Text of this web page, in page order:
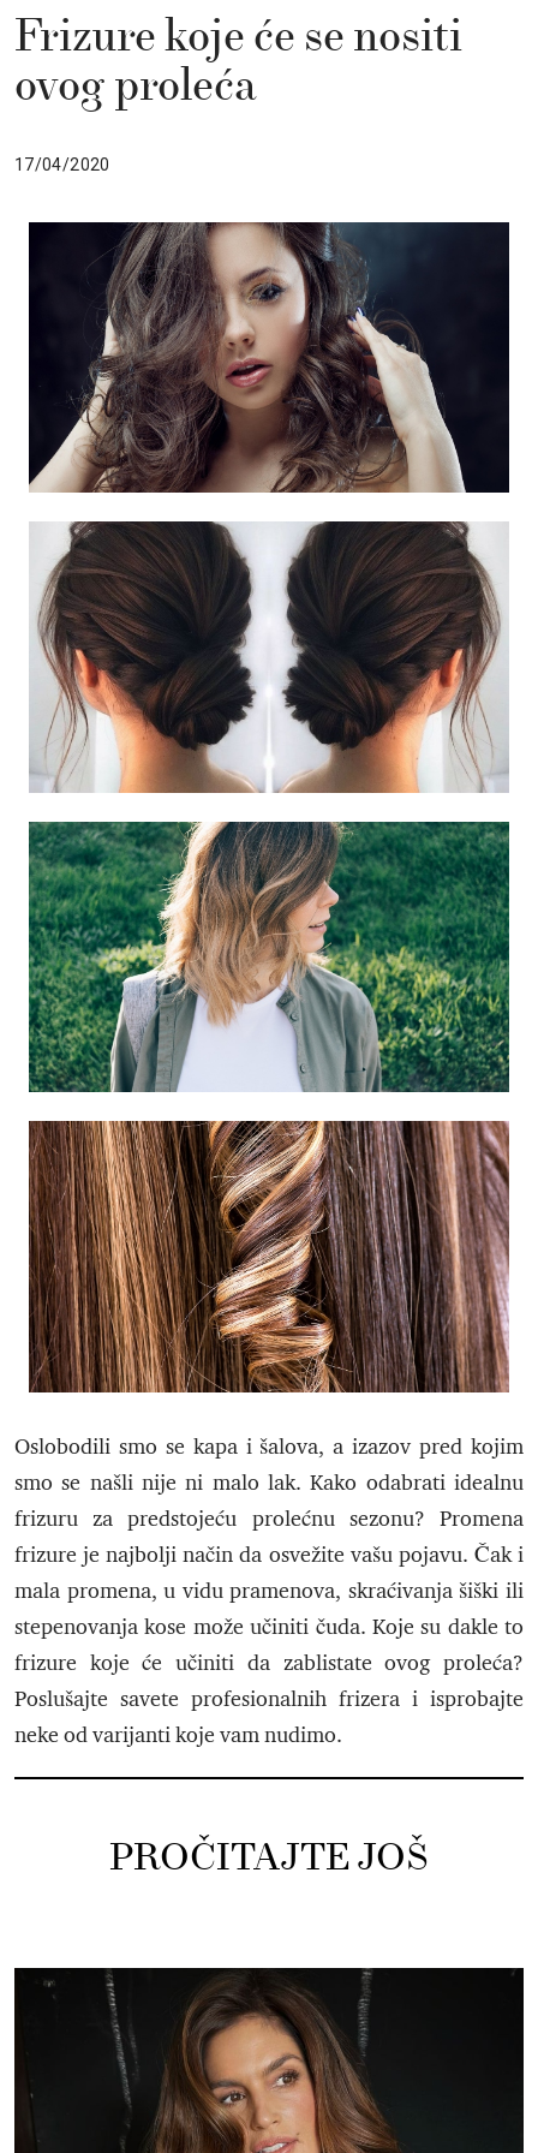
Frizure koje će se nositi
ovog proleća
17/04/2020
Oslobodili smo se kapa i šalova, a izazov pred kojim
smo se našli nije ni malo lak. Kako odabrati idealnu
frizuru za predstojeću prolećnu sezonu? Promena
frizure je najbolji način da osvežite vašu pojavu. Čak i
mala promena, u vidu pramenova, skraćivanja šiški ili
stepenovanja kose može učiniti čuda. Koje su dakle to
frizure koje će učiniti da zablistate ovog proleća?
Poslušajte savete profesionalnih frizera i isprobajte
neke od varijanti koje vam nudimo.
PROČITAJTE JOŠ